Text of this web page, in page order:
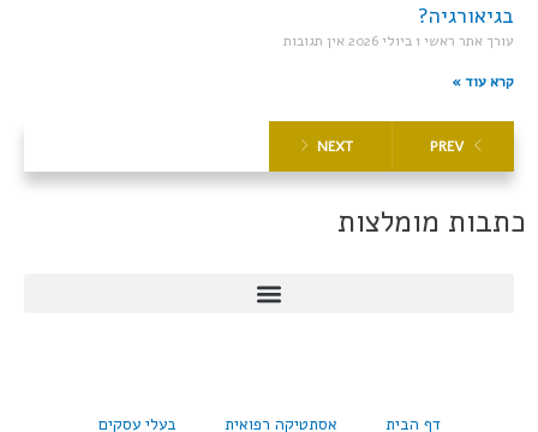
בגיאורגיה?
עורך אתר ראשי 1 ביולי 2026 אין תגובות
קרא עוד »
PREV
NEXT
כתבות מומלצות
דף הבית אסתטיקה רפואית בעלי עסקים